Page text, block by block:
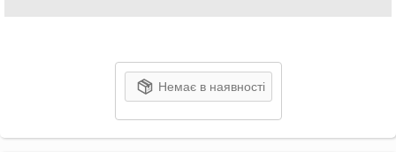
Немає в наявності